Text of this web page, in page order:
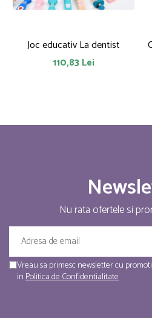
Joc educativ La dentist
110,83 Lei
Nu rata ofertele si
Vreau sa primesc newsletter cu
inPolitica de Confidentialitate